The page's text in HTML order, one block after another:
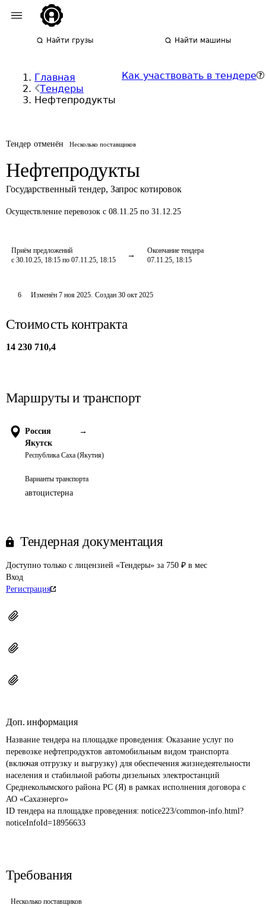
Найти грузы Найти машины
Главная
Тендеры
Нефтепродукты
Как участвовать в тендере
Тендер отменён Несколько поставщиков
Нефтепродукты
Государственный тендер, Запрос котировок
Осуществление перевозок с 08.11.25 по 31.12.25
Приём предложений
с 30.10.25, 18:15 по 07.11.25, 18:15
Окончание тендера
07.11.25, 18:15
6 Изменён 7 ноя 2025. Создан 30 окт 2025
Стоимость контракта
14 230 710,4
Маршруты и транспорт
Россия
→
Якутск
Республика Саха (Якутия)
Варианты транспорта
автоцистерна
Тендерная документация
Доступно только с лицензией «Тендеры» за 750 ₽ в мес
Вход
Регистрация
Доп. информация
Название тендера на площадке проведения: Оказание услуг по
перевозке нефтепродуктов автомобильным видом транспорта
(включая отгрузку и выгрузку) для обеспечения жизнедеятельности
населения и стабильной работы дизельных электростанций
Среднеколымского района РС (Я) в рамках исполнения договора с
АО «Сахаэнерго»
ID тендера на площадке проведения: notice223/common-info.html?
noticeInfoId=18956633
Требования
Несколько поставщиков